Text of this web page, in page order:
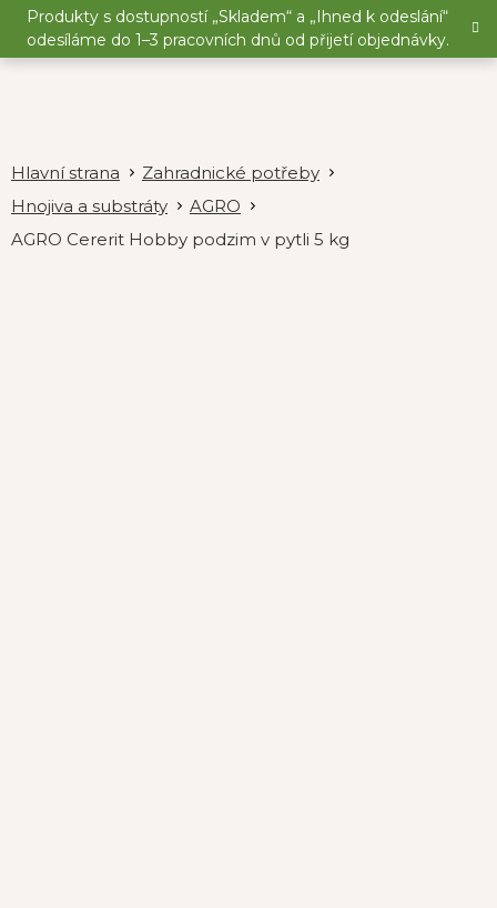
Přejít
obsah
Produkty s dostupností „Skladem“ a „Ihned k odeslání“
odesíláme do 1–3 pracovních dnů od přijetí objednávky.
Zahradnické potřeby
Hnojiva a substráty
AGRO
AGRO Cererit Hobby podzim v pytli 5 kg